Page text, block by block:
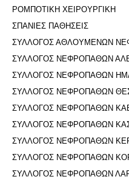
ΡΟΜΠΟΤΙΚΗ ΧΕΙΡΟΥΡΓΙΚΗ
ΣΠΑΝΙΕΣ ΠΑΘΗΣΕΙΣ
ΣΥΛΛΟΓΟΣ ΑΘΛΟΥΜΕΝΩΝ
ΣΥΛΛΟΓΟΣ ΝΕΦΡΟΠΑΘΩΝ
ΣΥΛΛΟΓΟΣ ΝΕΦΡΟΠΑΘΩΝ
ΣΥΛΛΟΓΟΣ ΝΕΦΡΟΠΑΘΩΝ
ΣΥΛΛΟΓΟΣ ΝΕΦΡΟΠΑΘΩΝ
ΣΥΛΛΟΓΟΣ ΝΕΦΡΟΠΑΘΩΝ
ΣΥΛΛΟΓΟΣ ΝΕΦΡΟΠΑΘΩΝ
ΣΥΛΛΟΓΟΣ ΝΕΦΡΟΠΑΘΩΝ
ΣΥΛΛΟΓΟΣ ΝΕΦΡΟΠΑΘΩΝ